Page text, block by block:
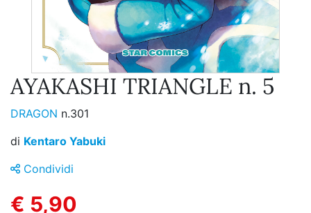
AYAKASHI TRIANGLE n. 5
DRAGON n.301
di Kentaro Yabuki
Condividi
€ 5,90